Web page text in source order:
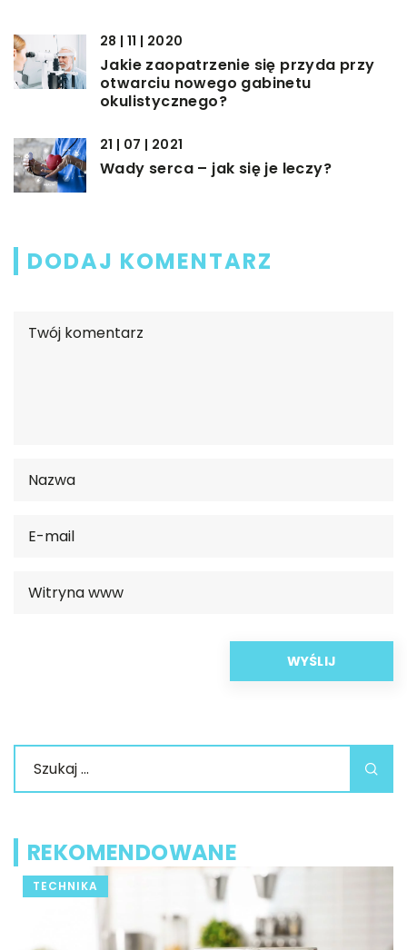
28 | 11 | 2020
Jakie zaopatrzenie się przyda przy
otwarciu nowego gabinetu
okulistycznego?
21 | 07 | 2021
Wady serca – jak się je leczy?
DODAJ KOMENTARZ
REKOMENDOWANE
TECHNIKA